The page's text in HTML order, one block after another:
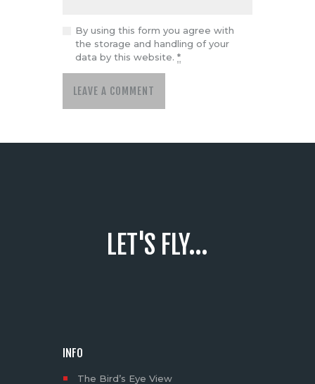
By using this form you agree with
the storage and handling of your
data by this website.*
LET'S FLY...
INFO
The Bird’s Eye View